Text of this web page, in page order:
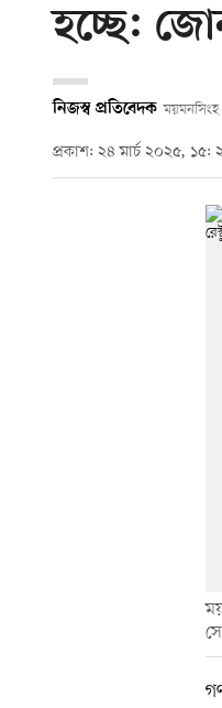
হচ্ছে:
নিজস্ব প্রতিবেদক ময়মনসিংহ
প্রকাশ: ২৪ মার্চ ২০২৫, ১৫: